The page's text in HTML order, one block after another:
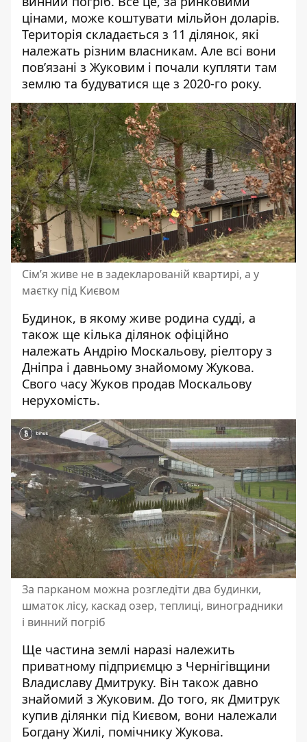
цінами, може коштувати мільйон доларів.
Територія складається з 11 ділянок, які
належать різним власникам. Але всі вони
пов’язані з Жуковим і почали купляти там
землю та будуватися ще з 2020-го року.
Сім’я живе не в задекларованій квартирі, а у
маєтку під Києвом
Будинок, в якому живе родина судді, а
також ще кілька ділянок офіційно
належать Андрію Москальову, ріелтору з
Дніпра і давньому знайомому Жукова.
Свого часу Жуков продав Москальову
нерухомість.
За парканом можна розгледіти два будинки,
шматок лісу, каскад озер, теплиці, виноградники
і винний погріб
Ще частина землі наразі належить
приватному підприємцю з Чернігівщини
Владиславу Дмитруку. Він також давно
знайомий з Жуковим. До того, як Дмитрук
купив ділянки під Києвом, вони належали
Богдану Жилі, помічнику Жукова.